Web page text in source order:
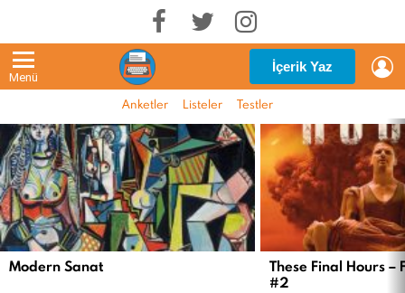
Menü
İçerik Yaz
Anketler Listeler Testler
EN
YENI
İÇERIKLER
Modern Sanat
These Final Hours –
#2